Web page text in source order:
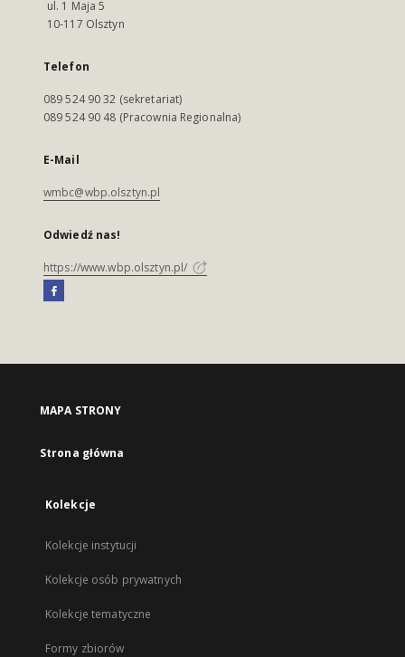
ul. 1 Maja 5
10-117 Olsztyn
Telefon
089 524 90 32 (sekretariat)
089 524 90 48 (Pracownia Regionalna)
E-Mail
wmbc@wbp.olsztyn.pl
Odwiedź nas!
https://www.wbp.olsztyn.pl/
MAPA STRONY
Strona główna
Kolekcje
Kolekcje instytucji
Kolekcje osób prywatnych
Kolekcje tematyczne
Formy zbiorów